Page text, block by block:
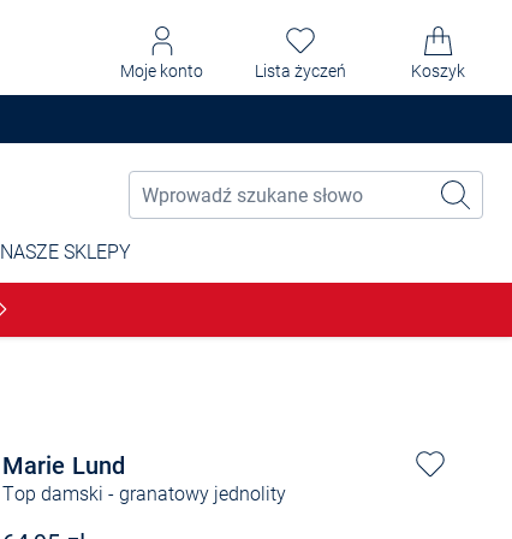
Moje konto Lista życzeń Koszyk
NASZE SKLEPY
Marie Lund
Top damski - granatowy jednolity